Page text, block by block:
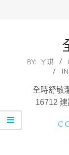
2014-
BY: ㄚ琪
IN:
全時舒敏
16712